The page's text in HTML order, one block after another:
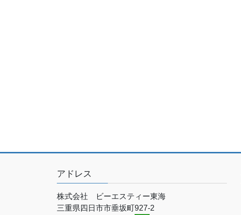
アドレス
株式会社 ビーエスティー東海
三重県四日市市垂坂町927-2